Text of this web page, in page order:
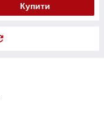
Купити